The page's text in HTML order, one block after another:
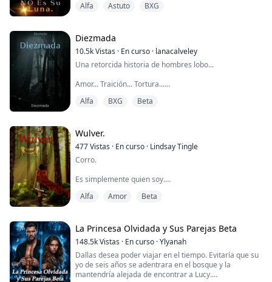
se despertó y se dio cuenta de que su compañero
de que la venganza sabía mejor que él, una venganz...
Alfa Astuto BXG
Diezmada
10.5kVistas · En curso · lanacalveley
Una retorcida historia de hombres lobo...
Amor... Traición... Tortura...
Sigue la historia de Olivia cuando llega a la mayoría de
Olivia fue abandonada siendo una cachorra muy joven
en el territorio de la Manada Moonlight y, desde que
tuvo edad suficiente para entender, todo lo que
Alfa BXG Beta
Wulver.
477Vistas · En curso · Lindsay Tingle
Corro.
Es simplemente quien soy.
Cada vez que las cosas se ponen difíciles, me escapo.
si no la tengo.
Las cosas están a punto de ponerse mal. No entiendo
cómo ni por qué. Estoy en un lugar nuevo, sin
conexiones previas. He desarrollado una vida donde
nadie podría sospechar nada fuera d...
Alfa Amor Beta
La Princesa Olvidada y Sus Parejas Beta
148.5kVistas · En curso ·Ylyanah
Dallas desea poder viajar en el tiempo. Evitaría que su
yo de seis años se adentrara en el bosque y la
mantendría alejada de encontrar a Lucy.